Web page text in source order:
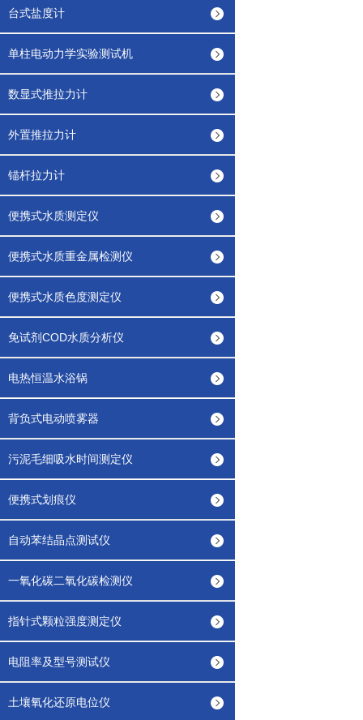
台式盐度计
单柱电动力学实验测试机
数显式推拉力计
外置推拉力计
锚杆拉力计
便携式水质测定仪
便携式水质重金属检测仪
便携式水质色度测定仪
免试剂COD水质分析仪
电热恒温水浴锅
背负式电动喷雾器
污泥毛细吸水时间测定仪
便携式划痕仪
自动苯结晶点测试仪
一氧化碳二氧化碳检测仪
指针式颗粒强度测定仪
电阻率及型号测试仪
土壤氧化还原电位仪